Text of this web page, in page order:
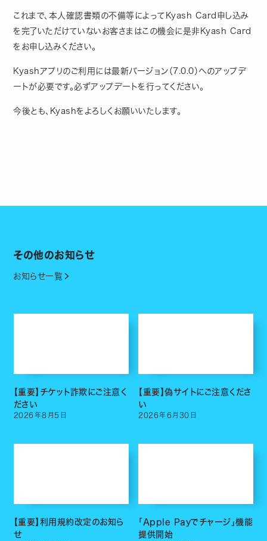
これまで、本人確認書類の不備等によってKyash Card申し込み
を完了いただけていないお客さまはこの機会に是非Kyash Card
をお申し込みください。
Kyashアプリのご利用には最新バージョン（7.0.0）へのアップデ
ートが必要です。必ずアップデートを行ってください。
今後とも、Kyashをよろしくお願いいたします。
その他のお知らせ
お知らせ一覧
【重要】チケット詐欺にご注意く
ださい
2026年8 月 5 日
【重要】偽サイトにご注意くださ
い
2026年6 月 30 日
【重要】利用規約改定のお知ら
せ
「Apple Payでチャージ」機能
提供開始